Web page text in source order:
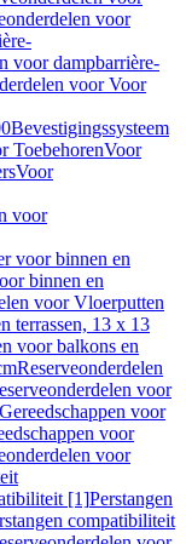
voor
voor dampbarrière-
voor Voor
Bevestigingssysteem
ToebehorenVoor
Voor
voor
voor binnen en
binnen en
voor Vloerputten
terrassen, 13 x 13
voor balkons en
Reserveonderdelen
voor
Gereedschappen voor
voor
voor
[1]Perstangen
compatibiliteit